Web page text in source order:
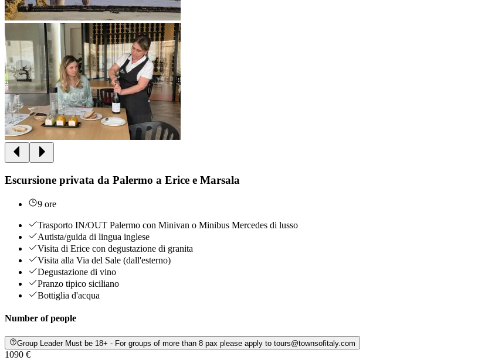
Escursione privata da Palermo a Erice e Marsala
9 ore
Trasporto IN/OUT Palermo con Minivan o Minibus Mercedes di lusso
Autista/guida di lingua inglese
Visita di Erice con degustazione di granita
Visita alla Via del Sale (dall'esterno)
Degustazione di vino
Pranzo tipico siciliano
Bottiglia d'acqua
Number of people
Group Leader Must be 18+ - For groups of more than 8 pax please apply to tours@townsofitaly.com
1090 €